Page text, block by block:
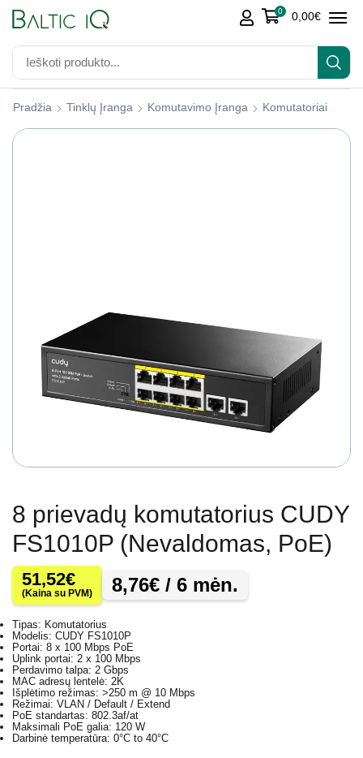
0 0,00€
Pradžia Tinklų Įranga Komutavimo Įranga Komutatoriai
8 prievadų komutatorius CUDY
FS1010P (Nevaldomas, PoE)
51,52€
(Kaina su PVM) 8,76€ / 6 mėn.
Tipas: Komutatorius
Modelis: CUDY FS1010P
Portai: 8 x 100 Mbps PoE
Uplink portai: 2 x 100 Mbps
Perdavimo talpa: 2 Gbps
MAC adresų lentelė: 2K
Išplėtimo režimas: >250 m @ 10 Mbps
Režimai: VLAN / Default / Extend
PoE standartas: 802.3af/at
Maksimali PoE galia: 120 W
Darbinė temperatūra: 0°C to 40°C